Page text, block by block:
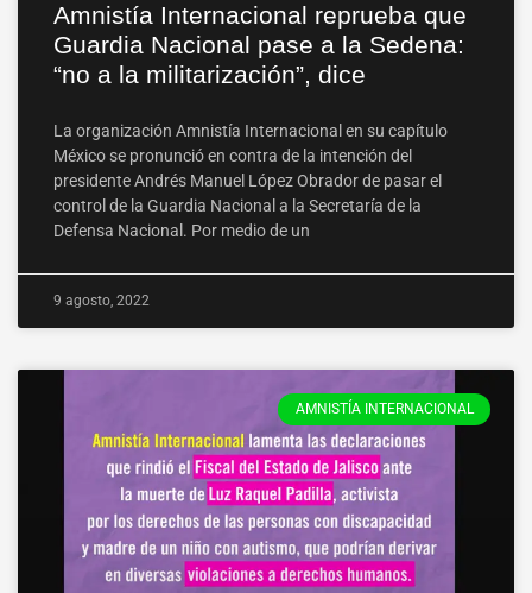
Amnistía Internacional reprueba que
Guardia Nacional pase a la Sedena:
“no a la militarización”, dice
La organización Amnistía Internacional en su capítulo
México se pronunció en contra de la intención del
presidente Andrés Manuel López Obrador de pasar el
control de la Guardia Nacional a la Secretaría de la
Defensa Nacional. Por medio de un
9 agosto, 2022
AMNISTÍA INTERNACIONAL